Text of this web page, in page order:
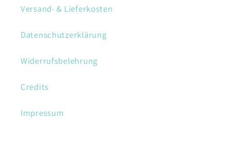
Versand- & Lieferkosten
Datenschutzerklärung
Widerrufsbelehrung
Credits
Impressum